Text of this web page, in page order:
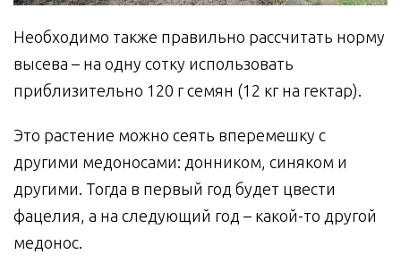
Необходимо также правильно рассчитать норму
высева – на одну сотку использовать
приблизительно 120 г семян (12 кг на гектар).
Это растение можно сеять вперемешку с
другими медоносами: донником, синяком и
другими. Тогда в первый год будет цвести
фацелия, а на следующий год – какой-то другой
медонос.